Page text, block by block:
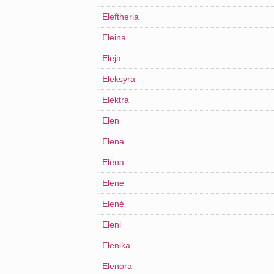
Eleftheria
Eleina
Elėja
Eleksyra
Elektra
Elen
Elena
Elėna
Elene
Elenė
Eleni
Elėnika
Elenora